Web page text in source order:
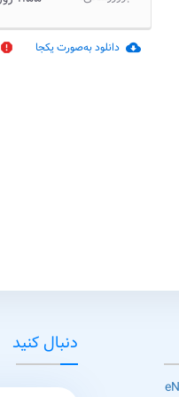
cloud_download دانلود به‌صورت یکجا report
دنبال کنید